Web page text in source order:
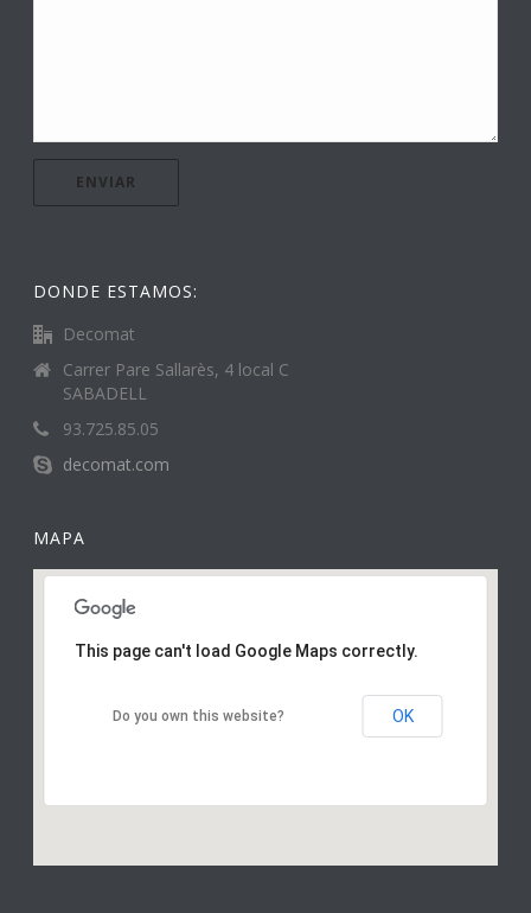
DONDE ESTAMOS:
Decomat
Carrer Pare Sallarès, 4 local C
SABADELL
93.725.85.05
decomat.com
MAPA
This page can't load Google Maps correctly.
Do you own this website? OK